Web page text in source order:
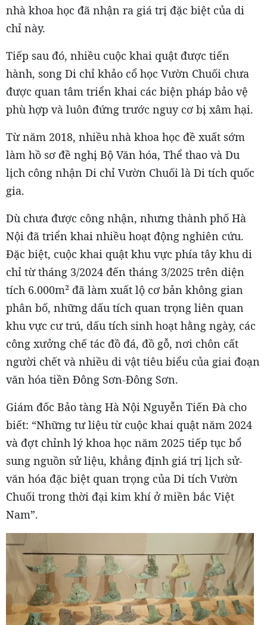
nhà khoa học đã nhận ra giá trị đặc biệt của di
chỉ này.
Tiếp sau đó, nhiều cuộc khai quật được tiến
hành, song Di chỉ khảo cổ học Vườn Chuối chưa
được quan tâm triển khai các biện pháp bảo vệ
phù hợp và luôn đứng trước nguy cơ bị xâm hại.
Từ năm 2018, nhiều nhà khoa học đề xuất sớm
làm hồ sơ đề nghị Bộ Văn hóa, Thể thao và Du
lịch công nhận Di chỉ Vườn Chuối là Di tích quốc
gia.
Dù chưa được công nhận, nhưng thành phố Hà
Nội đã triển khai nhiều hoạt động nghiên cứu.
Đặc biệt, cuộc khai quật khu vực phía tây khu di
chỉ từ tháng 3/2024 đến tháng 3/2025 trên diện
tích 6.000m² đã làm xuất lộ cơ bản không gian
phân bố, những dấu tích quan trọng liên quan
khu vực cư trú, dấu tích sinh hoạt hằng ngày, các
công xưởng chế tác đồ đá, đồ gỗ, nơi chôn cất
người chết và nhiều di vật tiêu biểu của giai đoạn
văn hóa tiền Đông Sơn-Đông Sơn.
Giám đốc Bảo tàng Hà Nội Nguyễn Tiến Đà cho
biết: “Những tư liệu từ cuộc khai quật năm 2024
và đợt chỉnh lý khoa học năm 2025 tiếp tục bổ
sung nguồn sử liệu, khẳng định giá trị lịch sử-
văn hóa đặc biệt quan trọng của Di tích Vườn
Chuối trong thời đại kim khí ở miền bắc Việt
Nam”.